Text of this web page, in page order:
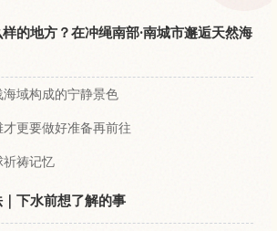
的地方？在冲绳南部·南城市邂逅天然海
域构成的宁静景色
更要做好准备再前往
祈祷记忆
下水前想了解的事